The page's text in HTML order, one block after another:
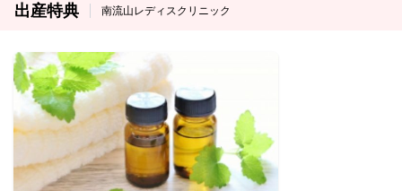
出産特典 南流山レディスクリニック